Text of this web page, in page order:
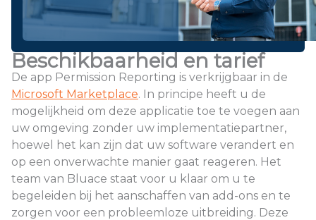
Beschikbaarheid en tarief
De app Permission Reporting is verkrijgbaar in de
Microsoft Marketplace. In principe heeft u de
mogelijkheid om deze applicatie toe te voegen aan
uw omgeving zonder uw implementatiepartner,
hoewel het kan zijn dat uw software verandert en
op een onverwachte manier gaat reageren. Het
team van Bluace staat voor u klaar om u te
begeleiden bij het aanschaffen van add-ons en te
zorgen voor een probleemloze uitbreiding. Deze